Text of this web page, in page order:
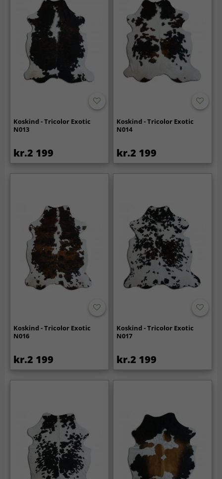
Koskind - Tricolor Exotic
N013
kr.2 199
Koskind - Tricolor Exotic
N014
kr.2 199
Koskind - Tricolor Exotic
N016
kr.2 199
Koskind - Tricolor Exotic
N017
kr.2 199